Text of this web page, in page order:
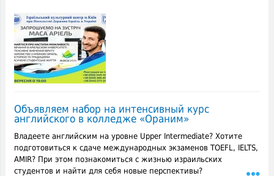
Объявляем набор на интенсивный курс
английского в колледже «Ораним»
Владеете английским на уровне Upper Intermediate? Хотите
подготовиться к сдаче международных экзаменов TOEFL, IELTS,
AMIR? При этом познакомиться с жизнью израильских
студентов и найти для себя новые перспективы?